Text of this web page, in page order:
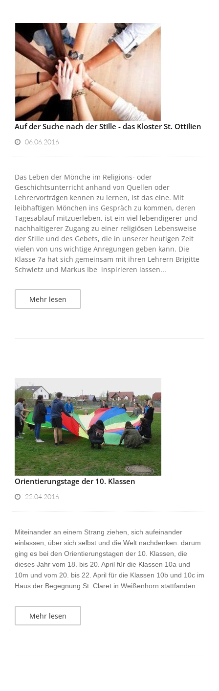
Auf der Suche nach der Stille - das Kloster St. Ottilien
06.06.2016
Das Leben der Mönche im Religions- oder
Geschichtsunterricht anhand von Quellen oder
Lehrervorträgen kennen zu lernen, ist das eine. Mit
leibhaftigen Mönchen ins Gespräch zu kommen, deren
Tagesablauf mitzuerleben, ist ein viel lebendigerer und
nachhaltigerer Zugang zu einer religiösen Lebensweise
der Stille und des Gebets, die in unserer heutigen Zeit
vielen von uns wichtige Anregungen geben kann. Die
Klasse 7a hat sich gemeinsam mit ihren Lehrern Brigitte
Schwietz und Markus Ibe inspirieren lassen...
Mehr lesen
Orientierungstage der 10. Klassen
22.04.2016
Miteinander an einem Strang ziehen, sich aufeinander
einlassen, über sich selbst und die Welt nachdenken: darum
ging es bei den Orientierungstagen der 10. Klassen, die
dieses Jahr vom 18. bis 20. April für die Klassen 10a und
10m und vom 20. bis 22. April für die Klassen 10b und 10c im
Haus der Begegnung St. Claret in Weißenhorn stattfanden.
Mehr lesen